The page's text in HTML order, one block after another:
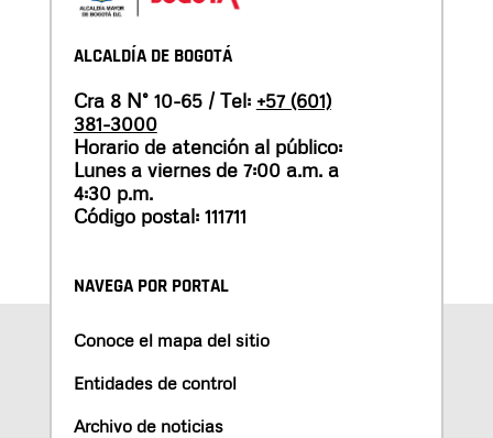
ALCALDÍA DE BOGOTÁ
Cra 8 N° 10-65 / Tel: +57 (601)
381-3000
Horario de atención al público:
Lunes a viernes de 7:00 a.m. a
4:30 p.m.
Código postal: 111711
NAVEGA POR PORTAL
Conoce el mapa del sitio
Entidades de control
Archivo de noticias